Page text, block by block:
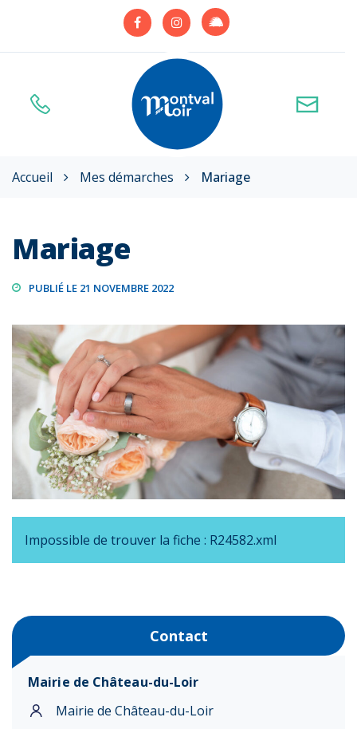
Lien
compte
Facebook
Lien
le
compte
Instagram
Lien
compte
Illiwap
Accueil Mes démarches Mariage
Mariage
PUBLIÉ LE 21 NOVEMBRE 2022
Impossible de trouver la fiche : R24582.xml
Contact
Mairie de Château-du-Loir
Mairie de Château-du-Loir